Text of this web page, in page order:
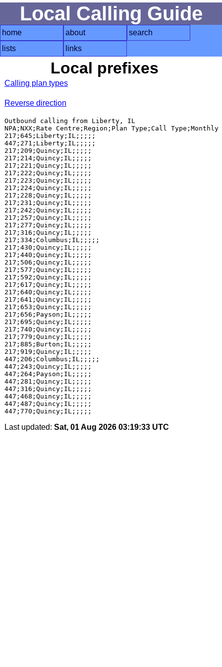
Local Calling Guide
home about
search
lists
links
Local prefixes
Calling plan types
Reverse direction
Outbound calling from Liberty, IL
NPA;NXX;Rate Centre;Region;Plan Type;Call
217;645;Liberty;IL;;;;;
447;271;Liberty;IL;;;;;
217;209;Quincy;IL;;;;;
217;214;Quincy;IL;;;;;
217;221;Quincy;IL;;;;;
217;222;Quincy;IL;;;;;
217;223;Quincy;IL;;;;;
217;224;Quincy;IL;;;;;
217;228;Quincy;IL;;;;;
217;231;Quincy;IL;;;;;
217;242;Quincy;IL;;;;;
217;257;Quincy;IL;;;;;
217;277;Quincy;IL;;;;;
217;316;Quincy;IL;;;;;
217;334;Columbus;IL;;;;;
217;430;Quincy;IL;;;;;
217;440;Quincy;IL;;;;;
217;506;Quincy;IL;;;;;
217;577;Quincy;IL;;;;;
217;592;Quincy;IL;;;;;
217;617;Quincy;IL;;;;;
217;640;Quincy;IL;;;;;
217;641;Quincy;IL;;;;;
217;653;Quincy;IL;;;;;
217;656;Payson;IL;;;;;
217;695;Quincy;IL;;;;;
217;740;Quincy;IL;;;;;
217;779;Quincy;IL;;;;;
217;885;Burton;IL;;;;;
217;919;Quincy;IL;;;;;
447;206;Columbus;IL;;;;;
447;243;Quincy;IL;;;;;
447;264;Payson;IL;;;;;
447;281;Quincy;IL;;;;;
447;316;Quincy;IL;;;;;
447;468;Quincy;IL;;;;;
447;487;Quincy;IL;;;;;
Last updated: Sat, 01 Aug 2026 03:19:33 UTC